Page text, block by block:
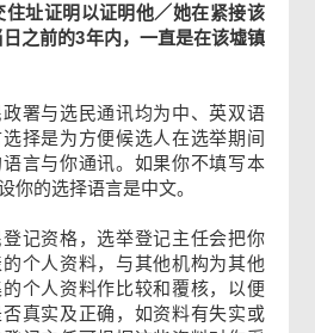
住址证明以证明他／她在紧接该
之前的3年内，一直是在该墟镇
署与选民通讯均为中、英双语
择是为方便候选人在选举期间
言与你通讯。如果你不填写本
你的选择语言是中文。
记资格，选举登记主任会把你
个人资料，与其他机构为其他
个人资料作比较和覆核，以便
真实及正确，如资料有失实或